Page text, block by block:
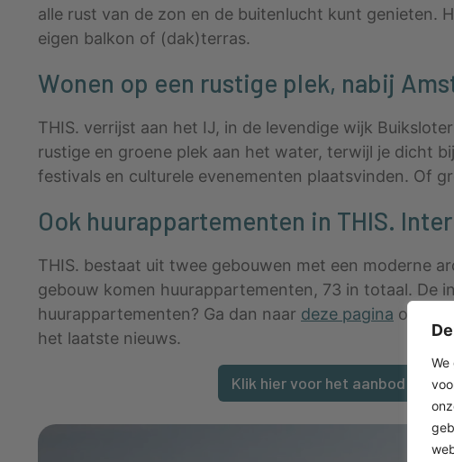
We
alle rust van de zon en de buitenlucht kunt genieten.
eigen balkon of (dak)terras.
Wonen op een rustige plek, nabij
THIS. verrijst aan het IJ, in de levendige wijk
rustige en groene plek aan het water, terwijl je dicht
festivals en culturele evenementen plaatsvinden. Of
Ook huurappartementen in THIS.
THIS. bestaat uit twee gebouwen met een moderne
gebouw komen huurappartementen, 73 in totaal. De
huurappartementen? Ga dan naar deze pagina op de
het laatste nieuws.
Klik hier voor het aanbod